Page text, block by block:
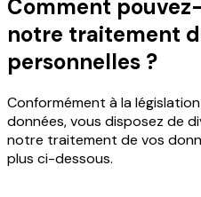
Comment
notre traitement
personnelles ?
Conformément à la
données, vous disposez de
notre traitement de vos
plus ci-dessous.